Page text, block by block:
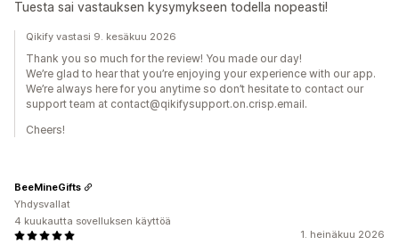
Tuesta sai vastauksen kysymykseen todella nopeasti!
Qikify vastasi 9. kesäkuu 2026
Thank you so much for the review! You made our day!
We’re glad to hear that you’re enjoying your experience with our app.
We’re always here for you anytime so don’t hesitate to contact our
support team at contact@qikifysupport.on.crisp.email.
Cheers!
1. heinäkuu 2026
BeeMineGifts
Yhdysvallat
4 kuukautta sovelluksen käyttöä